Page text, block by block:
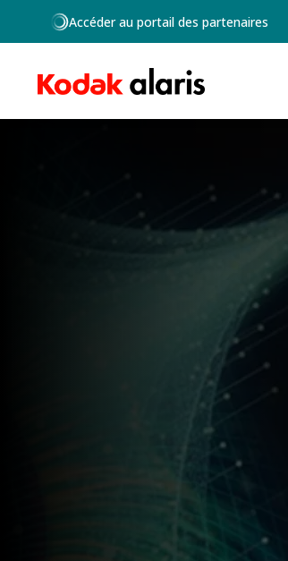
Skip to main content
Accéder au portail des partenaires